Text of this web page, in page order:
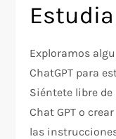
Exploramos
ChatGPT para
Siéntete libre
Chat GPT o
las